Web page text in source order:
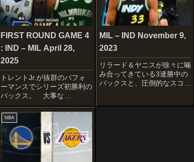
FIRST ROUND GAME 4
: IND – MIL April 28,
2025
トレントJr.が抜群のパフォ
ーマンスでシリーズ初勝利の
バックス。 大事な
GAME4！！
STARTERSINDIANA
PACERSTyrese
HaliburtonAndrew
NembhardAaron
NesmithPascal Sia...
MIL – IND November 9,
2023
リラード＆ヤニスが徐々に噛
み合ってきている3連勝中の
バックスと、圧倒的なスコア
NBA